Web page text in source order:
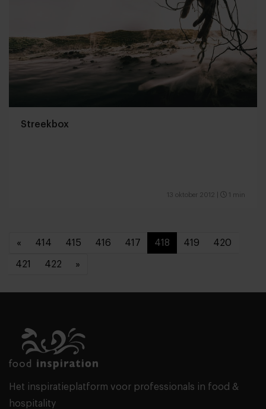
Streekbox
13 oktober 2012 1 min
« 414 415 416 417 418 419 420
421 422 »
Het inspiratieplatform voor professionals in food &
hospitality